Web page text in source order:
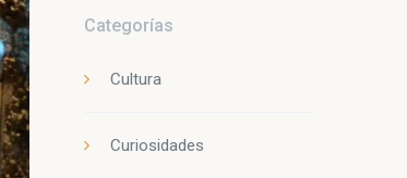
Categorías
Cultura
Curiosidades